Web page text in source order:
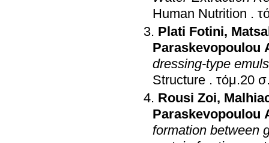
Human Nutrition .
Plati Fotini,
Paraskevopoulou
dressing-type
Structure .
Rousi Zoi,
Paraskevopoulou
formation between